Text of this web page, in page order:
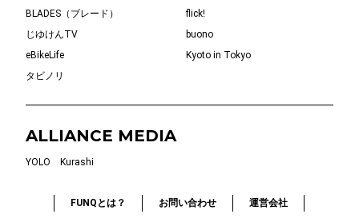
BLADES（ブレード）
flick!
じゆけんTV
buono
eBikeLife
Kyoto in Tokyo
タビノリ
ALLIANCE MEDIA
YOLO Kurashi
FUNQとは？ お問い合わせ 運営会社